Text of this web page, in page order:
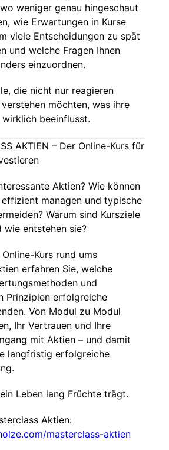
weniger genau hingeschaut
wie Erwartungen in Kurse
viele Entscheidungen zu spät
und welche Fragen Ihnen
einzuordnen.
die nicht nur reagieren
möchten, was ihre
beeinflusst.
AKTIEN – Der Online-Kurs für
Aktien? Wie können
managen und typische
Warum sind Kursziele
wie entstehen sie?
Kurs rund ums
erfahren Sie, welche
und
Prinzipien erfolgreiche
Von Modul zu Modul
Ihr Vertrauen und Ihre
mit Aktien – und damit
langfristig erfolgreiche
Leben lang Früchte trägt.
Aktien:
masterclass-aktien